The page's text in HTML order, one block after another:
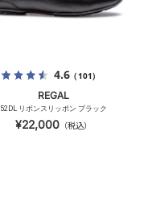
4.6（101）
REGAL
52DL リボンスリッポン ブラック
¥22,000（税込）